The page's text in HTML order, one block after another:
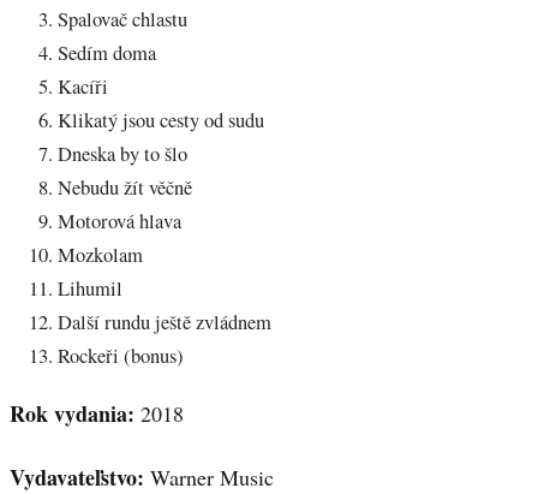
Spalovač chlastu
Sedím doma
Kacíři
Klikatý jsou cesty od sudu
Dneska by to šlo
Nebudu žít věčně
Motorová hlava
Mozkolam
Lihumil
Další rundu ještě zvládnem
Rockeři (bonus)
Rok vydania: 2018
Vydavateľstvo: Warner Music